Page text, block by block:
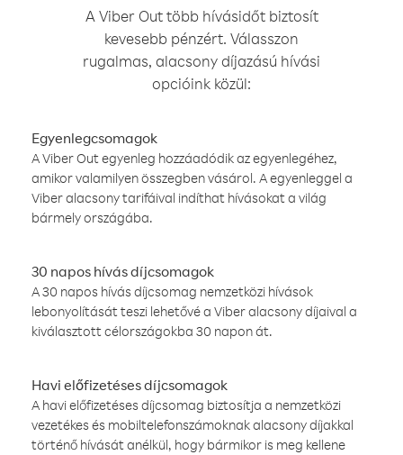
A Viber Out több hívásidőt biztosít
kevesebb pénzért. Válasszon
rugalmas, alacsony díjazású hívási
opcióink közül:
Egyenlegcsomagok
A Viber Out egyenleg hozzáadódik az egyenlegéhez,
amikor valamilyen összegben vásárol. A egyenleggel a
Viber alacsony tarifáival indíthat hívásokat a világ
bármely országába.
30 napos hívás díjcsomagok
A 30 napos hívás díjcsomag nemzetközi hívások
lebonyolítását teszi lehetővé a Viber alacsony díjaival a
kiválasztott célországokba 30 napon át.
Havi előfizetéses díjcsomagok
A havi előfizetéses díjcsomag biztosítja a nemzetközi
vezetékes és mobiltelefonszámoknak alacsony díjakkal
történő hívását anélkül, hogy bármikor is meg kellene